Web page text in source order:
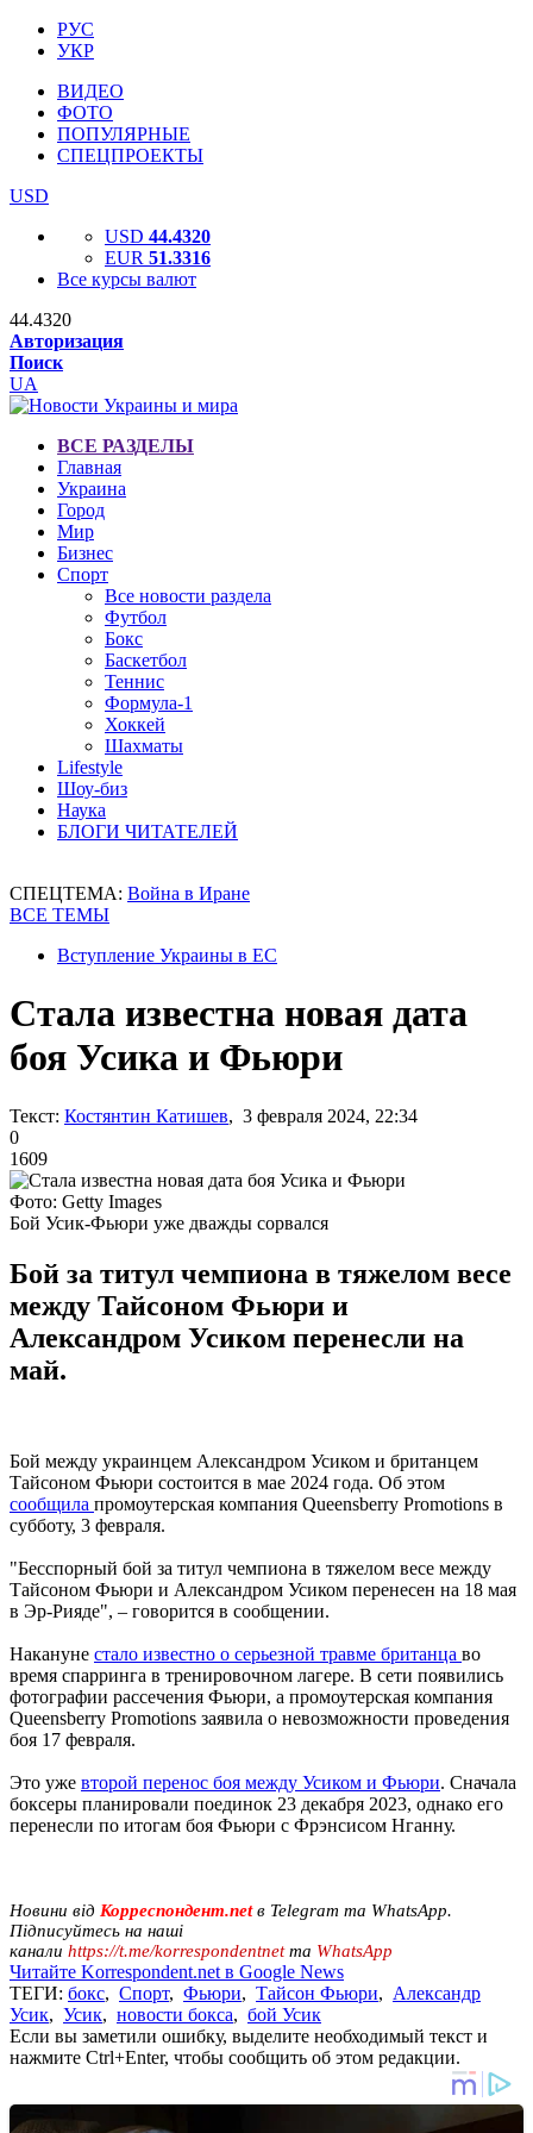
РУС
УКР
ВИДЕО
ФОТО
ПОПУЛЯРНЫЕ
СПЕЦПРОЕКТЫ
USD
USD 44.4320
EUR 51.3316
Все курсы валют
44.4320
Авторизация
Поиск
UA
ВСЕ РАЗДЕЛЫ
Главная
Украина
Город
Мир
Бизнес
Спорт
Все новости раздела
Футбол
Бокс
Баскетбол
Теннис
Формула-1
Хоккей
Шахматы
Lifestyle
Шоу-биз
Наука
БЛОГИ ЧИТАТЕЛЕЙ
СПЕЦТЕМА: Война в Иране
ВСЕ ТЕМЫ
Вступление Украины в ЕС
Стала известна новая дата
боя Усика и Фьюри
Текст: Костянтин Катишев, 3 февраля 2024, 22:34
0
1609
Фото: Getty Images
Бой Усик-Фьюри уже дважды сорвался
Бой за титул чемпиона в тяжелом весе
между Тайсоном Фьюри и
Александром Усиком перенесли на
май.
Бой между украинцем Александром Усиком и британцем
Тайсоном Фьюри состоится в мае 2024 года. Об этом
сообщила промоутерская компания Queensberry Promotions в
субботу, 3 февраля.
"Бесспорный бой за титул чемпиона в тяжелом весе между
Тайсоном Фьюри и Александром Усиком перенесен на 18 мая
в Эр-Рияде", – говорится в сообщении.
Накануне стало известно о серьезной травме британца во
время спарринга в тренировочном лагере. В сети появились
фотографии рассечения Фьюри, а промоутерская компания
Queensberry Promotions заявила о невозможности проведения
боя 17 февраля.
Это уже второй перенос боя между Усиком и Фьюри. Сначала
боксеры планировали поединок 23 декабря 2023, однако его
перенесли по итогам боя Фьюри с Фрэнсисом Нганну.
Новини від Корреспондент.netв Telegram та WhatsApp.
Підписуйтесь на наші
канали https://t.me/korrespondentnetта WhatsApp
Читайте Korrespondent.net в Google News
ТЕГИ: бокс, Спорт, Фьюри, Тайсон Фьюри, Александр
Усик, Усик, новости бокса, бой Усик
Если вы заметили ошибку, выделите необходимый текст и
нажмите Ctrl+Enter, чтобы сообщить об этом редакции.